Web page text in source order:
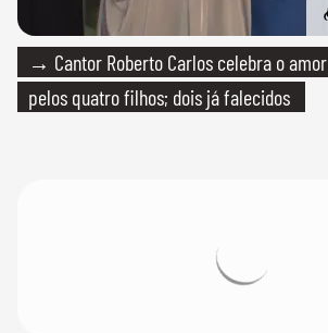
→ Cantor Roberto Carlos celebra o amor
pelos quatro filhos; dois já falecidos